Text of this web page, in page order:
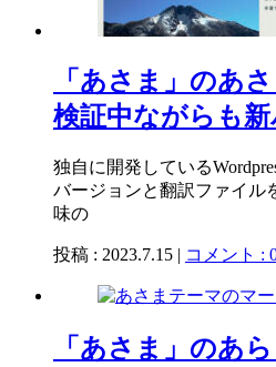
「あさま」のあ
検証中ながらも新
独自に開発している
バージョンと翻訳ファイル
味の
投稿 : 2023.7.15 | コメント :
「あさま」のあ